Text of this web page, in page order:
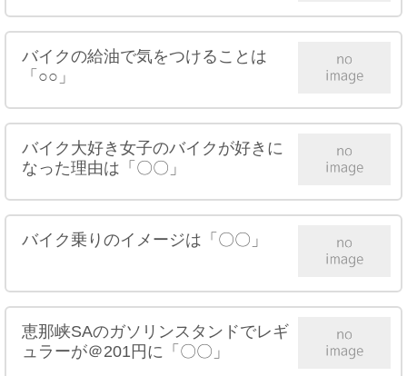
バイクの給油で気をつけることは
「○○」
バイク大好き女子のバイクが好きに
なった理由は「〇〇」
バイク乗りのイメージは「〇〇」
恵那峡SAのガソリンスタンドでレギ
ュラーが＠201円に「〇〇」